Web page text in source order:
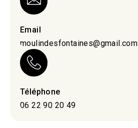
Email
moulindesfontaines@gmail.com
Téléphone
06 22 90 20 49